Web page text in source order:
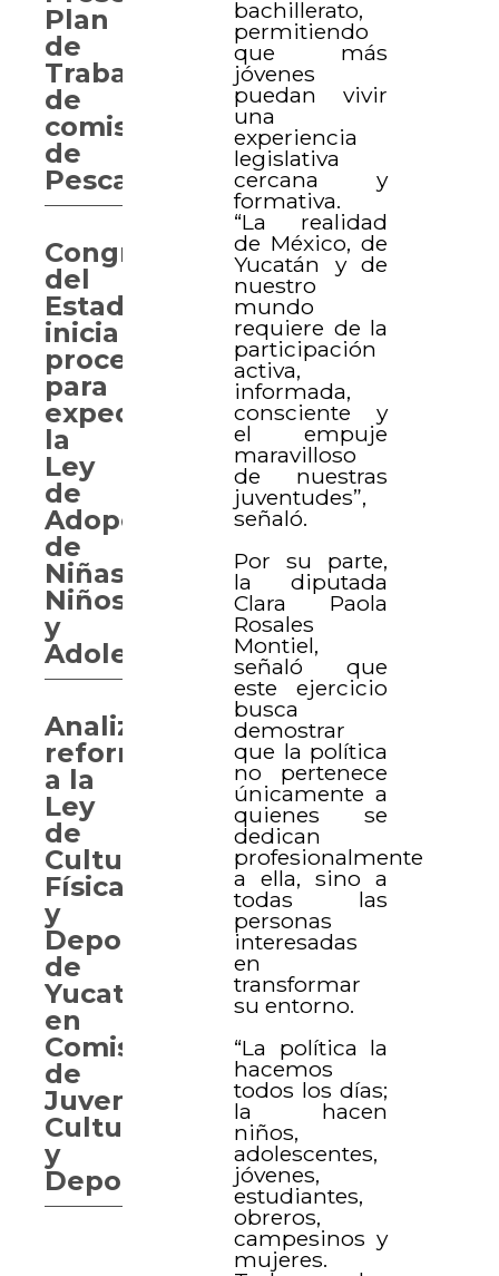
bachillerato,
permitiendo
que más
jóvenes
puedan vivir
una
experiencia
legislativa
cercana y
formativa.
“La realidad
de México, de
Yucatán y de
nuestro
mundo
requiere de la
participación
activa,
informada,
consciente y
el empuje
maravilloso
de nuestras
juventudes”,
señaló.
Por su parte,
la diputada
Clara Paola
Rosales
Montiel,
señaló que
este ejercicio
busca
demostrar
que la política
no pertenece
únicamente a
quienes se
dedican
profesionalmente
a ella, sino a
todas las
personas
interesadas
en
transformar
su entorno.
“La política la
hacemos
todos los días;
la hacen
niños,
adolescentes,
jóvenes,
estudiantes,
obreros,
campesinos y
mujeres.
Plan
de
Trabajo
de
comisión
de
Pesca
Congreso
del
Estado
inicia
proceso
para
expedir
la
Ley
de
Adopciones
de
Niñas,
Niños
y
Adolescentes
Analizan
reformas
a la
Ley
de
Cultura
Física
y
Deporte
de
Yucatán
en
Comisión
de
Juventud,
Cultura
y
Deporte